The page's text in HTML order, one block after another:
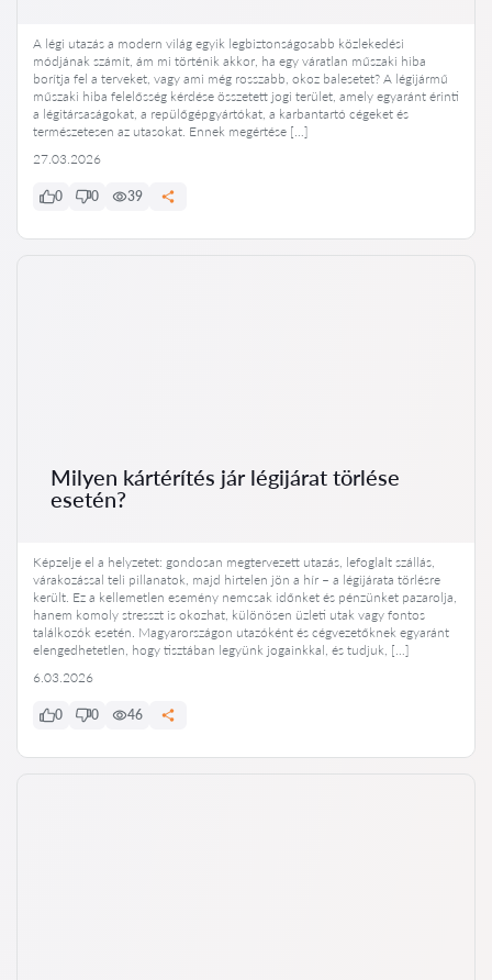
A légi utazás a modern világ egyik legbiztonságosabb közlekedési
módjának számít, ám mi történik akkor, ha egy váratlan műszaki hiba
borítja fel a terveket, vagy ami még rosszabb, okoz balesetet? A légijármű
műszaki hiba felelősség kérdése összetett jogi terület, amely egyaránt érinti
a légitársaságokat, a repülőgépgyártókat, a karbantartó cégeket és
természetesen az utasokat. Ennek megértése […]
27.03.2026
0 0 39
Milyen kártérítés jár légijárat törlése
esetén?
Képzelje el a helyzetet: gondosan megtervezett utazás, lefoglalt szállás,
várakozással teli pillanatok, majd hirtelen jön a hír – a légijárata törlésre
került. Ez a kellemetlen esemény nemcsak időnket és pénzünket pazarolja,
hanem komoly stresszt is okozhat, különösen üzleti utak vagy fontos
találkozók esetén. Magyarországon utazóként és cégvezetőknek egyaránt
elengedhetetlen, hogy tisztában legyünk jogainkkal, és tudjuk, […]
6.03.2026
0 0 46